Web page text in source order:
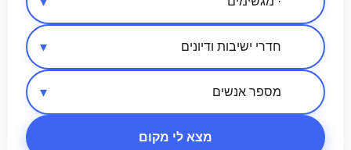
אזור בארץ
סיווג מקום
מספר אנשים
מצא לי מקום